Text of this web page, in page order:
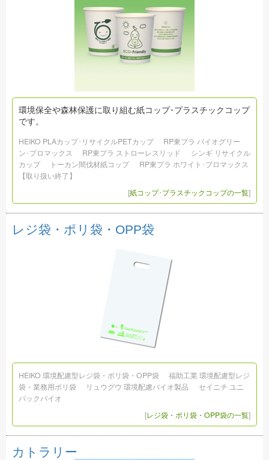
環境保全や森林保護に取り組む紙コップ･プラスチックコップ
です。
HEIKO PLAカップ･リサイクルPETカップ
RP東プラ バイオグリー
ン･プロマックス
RP東プラ ストローレスリッド
シンギ リサイクル
カップ
トーカン間伐材紙コップ
RP東プラ ホワイト･プロマックス
【取り扱い終了】
[紙コップ･プラスチックコップの一覧]
レジ袋・ポリ袋・OPP袋
HEIKO 環境配慮型レジ袋・ポリ袋・OPP袋
福助工業 環境配慮型レジ
袋・業務用ポリ袋
リュウグウ 環境配慮バイオ製品
セイニチ ユニ
パックバイオ
[レジ袋・ポリ袋・OPP袋の一覧]
カトラリー